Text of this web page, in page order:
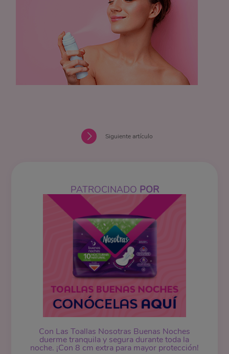
Siguiente artículo
PATROCINADO POR
Con Las Toallas Nosotras Buenas Noches
duerme tranquila y segura durante toda la
noche. ¡Con 8 cm extra para mayor protección!